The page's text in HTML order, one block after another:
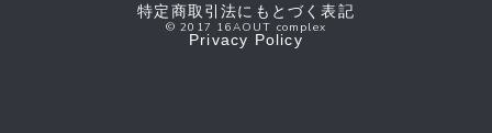
特定商取引法にもとづく表記
Privacy Policy
© 2017 16AOUT complex